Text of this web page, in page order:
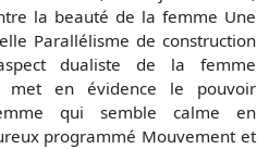
la beauté de la femme Une
Parallélisme de construction
dualiste de la femme
met en évidence le pouvoir
qui semble calme en
programmé Mouvement et